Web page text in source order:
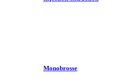
Monobrosse